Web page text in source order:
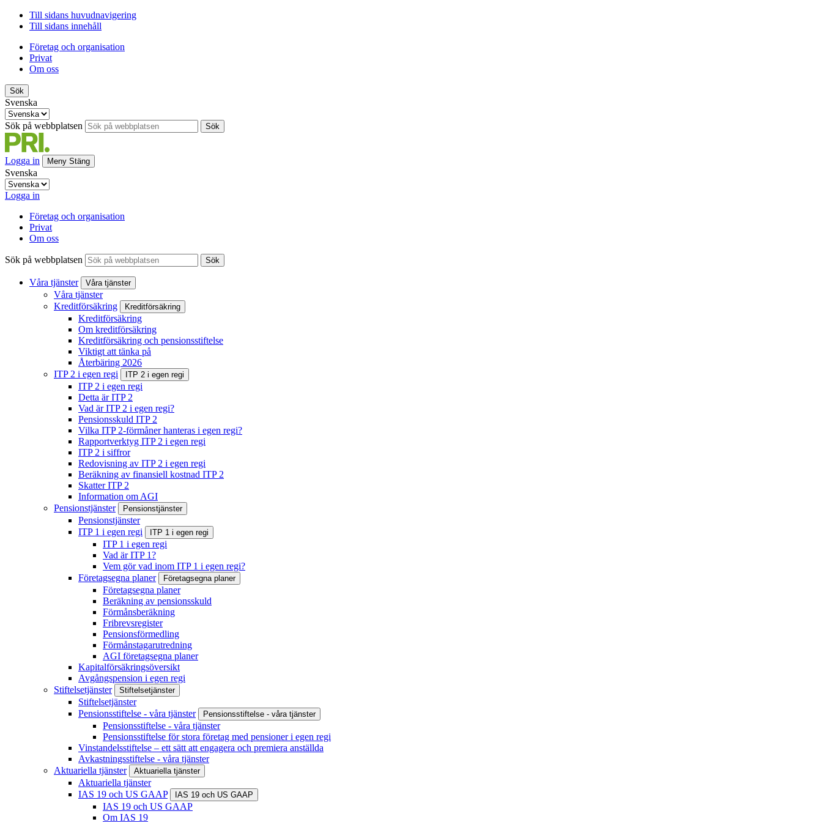
Till sidans huvudnavigering
Till sidans innehåll
Företag och organisation
Privat
Om oss
Sök
Svenska
Sök på webbplatsen Sök
Logga in Meny Stäng
Svenska
Logga in
Företag och organisation
Privat
Om oss
Sök på webbplatsen Sök
Våra tjänster Våra tjänster
Våra tjänster
Kreditförsäkring
Kreditförsäkring
Kreditförsäkring
Om kreditförsäkring
Kreditförsäkring och pensionsstiftelse
Viktigt att tänka på
Återbäring 2026
ITP 2 i egen regi
ITP 2 i egen regi
ITP 2 i egen regi
Detta är ITP 2
Vad är ITP 2 i egen regi?
Pensionsskuld ITP 2
Vilka ITP 2-förmåner hanteras i egen regi?
Rapportverktyg ITP 2 i egen regi
ITP 2 i siffror
Redovisning av ITP 2 i egen regi
Beräkning av finansiell kostnad ITP 2
Skatter ITP 2
Information om AGI
Pensionstjänster
Pensionstjänster
Pensionstjänster
ITP 1 i egen regi
ITP 1 i egen regi
ITP 1 i egen regi
Vad är ITP 1?
Vem gör vad inom ITP 1 i egen regi?
Företagsegna planer
Företagsegna planer
Företagsegna planer
Beräkning av pensionsskuld
Förmånsberäkning
Fribrevsregister
Pensionsförmedling
Förmånstagarutredning
AGI företagsegna planer
Kapitalförsäkringsöversikt
Avgångspension i egen regi
Stiftelsetjänster
Stiftelsetjänster
Stiftelsetjänster
Pensionsstiftelse - våra tjänster
Pensionsstiftelse - våra tjänster
Pensionsstiftelse - våra tjänster
Pensionsstiftelse för stora företag med pensioner i egen regi
Vinstandelsstiftelse – ett sätt att engagera och premiera anställda
Avkastningsstiftelse - våra tjänster
Aktuariella tjänster
Aktuariella tjänster
Aktuariella tjänster
IAS 19 och US GAAP
IAS 19 och US GAAP
IAS 19 och US GAAP
Om IAS 19